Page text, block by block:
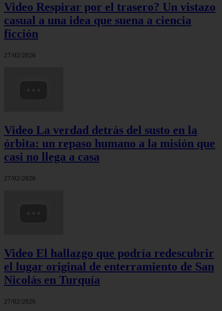
Video Respirar por el trasero? Un vistazo
casual a una idea que suena a ciencia
ficción
27/02/2026
Video La verdad detrás del susto en la
órbita: un repaso humano a la misión que
casi no llega a casa
27/02/2026
Video El hallazgo que podría redescubrir
el lugar original de enterramiento de San
Nicolás en Turquía
27/02/2026